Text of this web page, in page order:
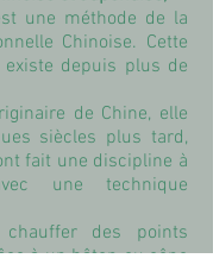
une méthode de la
Chinoise. Cette
depuis plus de
de Chine, elle
siècles plus tard,
fait une discipline à
une technique
des points
à un bâton ou cône